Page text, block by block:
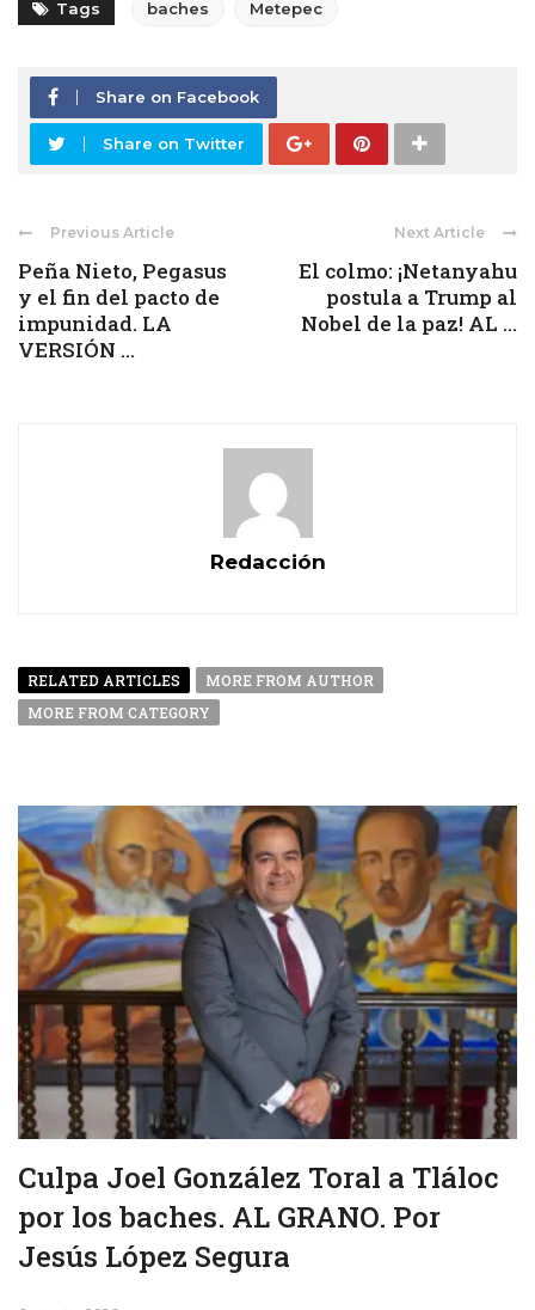
Tags baches Metepec
Share on Facebook
Share on Twitter
Previous Article
Peña Nieto, Pegasus
y el fin del pacto de
impunidad. LA
VERSIÓN ...
Next Article
El colmo: ¡Netanyahu
postula a Trump al
Nobel de la paz! AL ...
Redacción
RELATED ARTICLES
MORE FROM AUTHOR
MORE FROM CATEGORY
Culpa Joel González Toral a Tláloc
por los baches. AL GRANO. Por
Jesús López Segura